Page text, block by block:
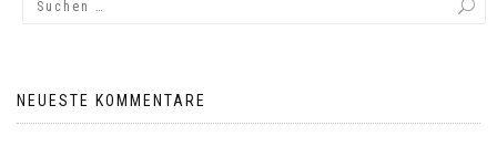
NEUESTE KOMMENTARE